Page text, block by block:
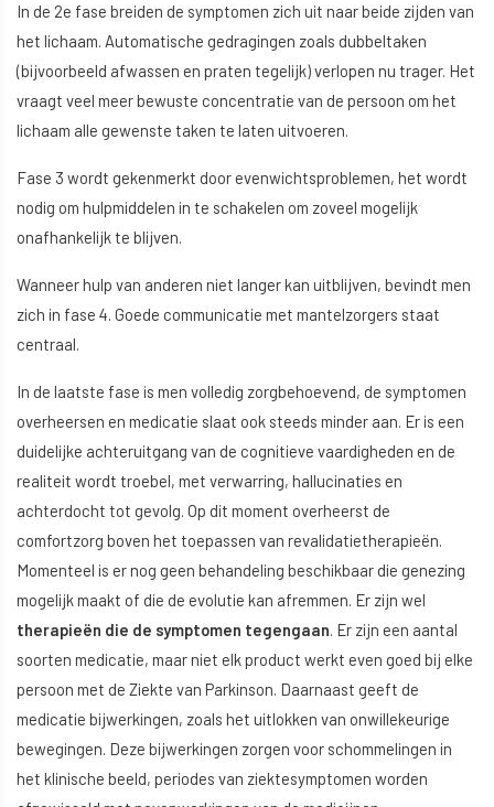
In de 2e fase breiden de symptomen zich uit naar beide zijden van
het lichaam. Automatische gedragingen zoals dubbeltaken
(bijvoorbeeld afwassen en praten tegelijk) verlopen nu trager. Het
vraagt veel meer bewuste concentratie van de persoon om het
lichaam alle gewenste taken te laten uitvoeren.
Fase 3 wordt gekenmerkt door evenwichtsproblemen, het wordt
nodig om hulpmiddelen in te schakelen om zoveel mogelijk
onafhankelijk te blijven.
Wanneer hulp van anderen niet langer kan uitblijven, bevindt men
zich in fase 4. Goede communicatie met mantelzorgers staat
centraal.
In de laatste fase is men volledig zorgbehoevend, de symptomen
overheersen en medicatie slaat ook steeds minder aan. Er is een
duidelijke achteruitgang van de cognitieve vaardigheden en de
realiteit wordt troebel, met verwarring, hallucinaties en
achterdocht tot gevolg. Op dit moment overheerst de
comfortzorg boven het toepassen van revalidatietherapieën.
Momenteel is er nog geen behandeling beschikbaar die genezing
mogelijk maakt of die de evolutie kan afremmen. Er zijn wel
therapieën die de symptomen tegengaan. Er zijn een aantal
soorten medicatie, maar niet elk product werkt even goed bij elke
persoon met de Ziekte van Parkinson. Daarnaast geeft de
medicatie bijwerkingen, zoals het uitlokken van onwillekeurige
bewegingen. Deze bijwerkingen zorgen voor schommelingen in
het klinische beeld, periodes van ziektesymptomen worden